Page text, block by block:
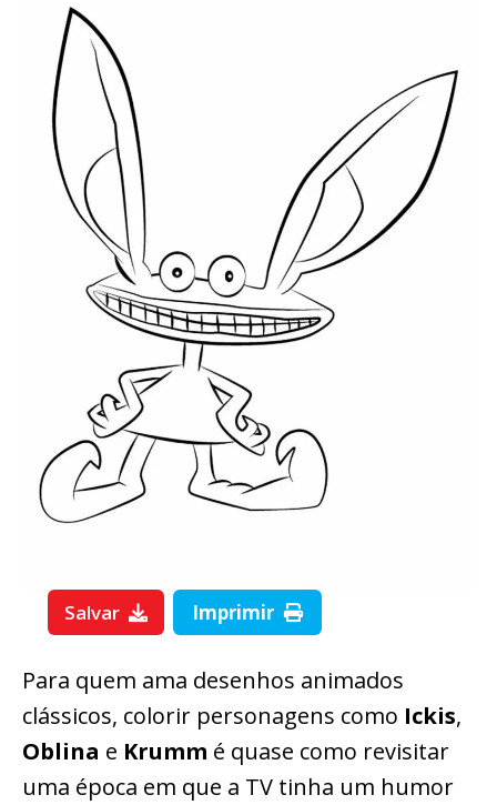
Salvar Imprimir
Para quem ama desenhos animados
clássicos, colorir personagens como Ickis,
Oblina e Krumm é quase como revisitar
uma época em que a TV tinha um humor